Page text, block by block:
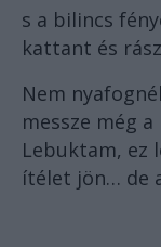
s a bilincs
kattant és
Nem
messze még a
Lebuktam, ez
ítélet jön… de